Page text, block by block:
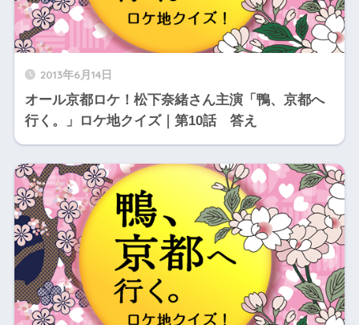
2013年6月14日
オール京都ロケ！松下奈緒さん主演「鴨、京都へ
行く。」ロケ地クイズ｜第10話 答え